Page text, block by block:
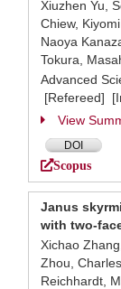
Xiuzhen Yu,
Chiew,
Naoya
Tokura,
Advanced
[Refereed]
View
DOI
Scopus
Janus
with two-
Xichao
Zhou,
Reichhardt,